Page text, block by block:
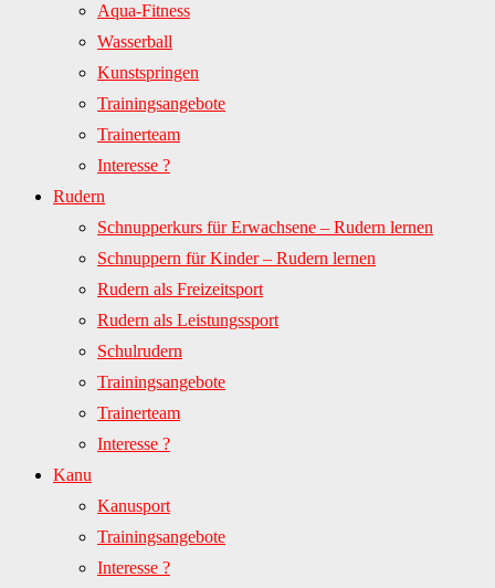
Aqua-Fitness
Wasserball
Kunstspringen
Trainingsangebote
Trainerteam
Interesse ?
Rudern
Schnupperkurs für Erwachsene – Rudern lernen
Schnuppern für Kinder – Rudern lernen
Rudern als Freizeitsport
Rudern als Leistungssport
Schulrudern
Trainingsangebote
Trainerteam
Interesse ?
Kanu
Kanusport
Trainingsangebote
Interesse ?